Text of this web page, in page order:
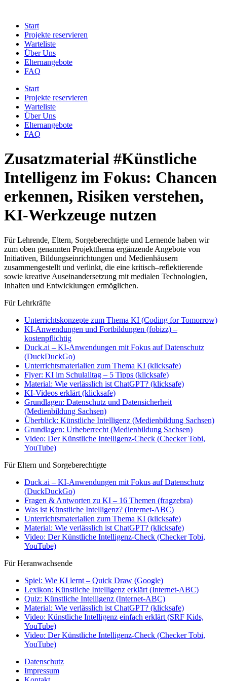
springenStart
Projekte reservieren
Warteliste
Über Uns
Elternangebote
FAQ
Start
Projekte reservieren
Warteliste
Über Uns
Elternangebote
FAQ
Zusatzmaterial #Künstliche
Intelligenz im Fokus: Chancen
erkennen, Risiken verstehen,
KI-Werkzeuge nutzen
Für Lehrende, Eltern, Sorgeberechtigte und Lernende haben wir
zum oben genannten Projektthema ergänzende Angebote von
Initiativen, Bildungseinrichtungen und Medienhäusern
zusammengestellt und verlinkt, die eine kritisch–reflektierende
sowie kreative Auseinandersetzung mit medialen Technologien,
Inhalten und Entwicklungen ermöglichen.
Für Lehrkräfte
Unterrichtskonzepte zum Thema KI (Coding for Tomorrow)
KI-Anwendungen und Fortbildungen (fobizz) –
kostenpflichtig
Duck.ai – KI-Anwendungen mit Fokus auf Datenschutz
(DuckDuckGo)
Unterrichtsmaterialien zum Thema KI (klicksafe)
Flyer: KI im Schulalltag – 5 Tipps (klicksafe)
Material: Wie verlässlich ist ChatGPT? (klicksafe)
KI-Videos erklärt (klicksafe)
Grundlagen: Datenschutz und Datensicherheit
(Medienbildung Sachsen)
Überblick: Künstliche Intelligenz (Medienbildung Sachsen)
Grundlagen: Urheberrecht (Medienbildung Sachsen)
Video: Der Künstliche Intelligenz-Check (Checker Tobi,
YouTube)
Für Eltern und Sorgeberechtigte
Duck.ai – KI-Anwendungen mit Fokus auf Datenschutz
(DuckDuckGo)
Fragen & Antworten zu KI – 16 Themen (fragzebra)
Was ist Künstliche Intelligenz? (Internet-ABC)
Unterrichtsmaterialien zum Thema KI (klicksafe)
Material: Wie verlässlich ist ChatGPT? (klicksafe)
Video: Der Künstliche Intelligenz-Check (Checker Tobi,
YouTube)
Für Heranwachsende
Spiel: Wie KI lernt – Quick Draw (Google)
Lexikon: Künstliche Intelligenz erklärt (Internet-ABC)
Quiz: Künstliche Intelligenz (Internet-ABC)
Material: Wie verlässlich ist ChatGPT? (klicksafe)
Video: Künstliche Intelligenz einfach erklärt (SRF Kids,
YouTube)
Video: Der Künstliche Intelligenz-Check (Checker Tobi,
YouTube)
Datenschutz
Impressum